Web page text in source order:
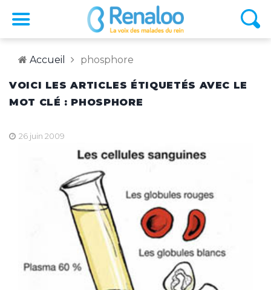
Accueil phosphore
VOICI LES ARTICLES ÉTIQUETÉS AVEC LE
MOT CLÉ : PHOSPHORE
26 juin 2009